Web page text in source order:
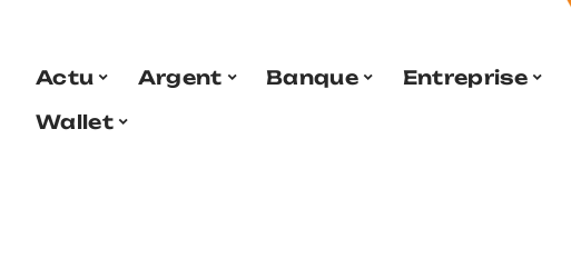
Actu Argent Banque Entreprise
Wallet